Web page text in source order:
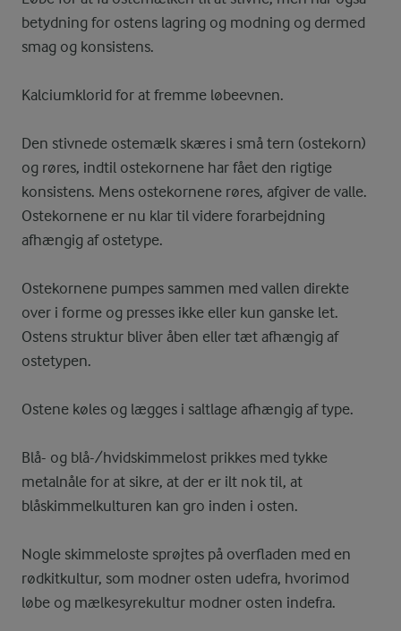
betydning for ostens lagring og modning og dermed
smag og konsistens.
Kalciumklorid for at fremme løbeevnen.
Den stivnede ostemælk skæres i små tern (ostekorn)
og røres, indtil ostekornene har fået den rigtige
konsistens. Mens ostekornene røres, afgiver de valle.
Ostekornene er nu klar til videre forarbejdning
afhængig af ostetype.
Ostekornene pumpes sammen med vallen direkte
over i forme og presses ikke eller kun ganske let.
Ostens struktur bliver åben eller tæt afhængig af
ostetypen.
Ostene køles og lægges i saltlage afhængig af type.
Blå- og blå-/hvidskimmelost prikkes med tykke
metalnåle for at sikre, at der er ilt nok til, at
blåskimmelkulturen kan gro inden i osten.
Nogle skimmeloste sprøjtes på overfladen med en
rødkitkultur, som modner osten udefra, hvorimod
løbe og mælkesyrekultur modner osten indefra.